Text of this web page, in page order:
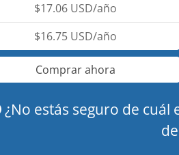
$17.06 USD/año
$16.75 USD/año
Comprar ahora
¿No estás seguro de cuál